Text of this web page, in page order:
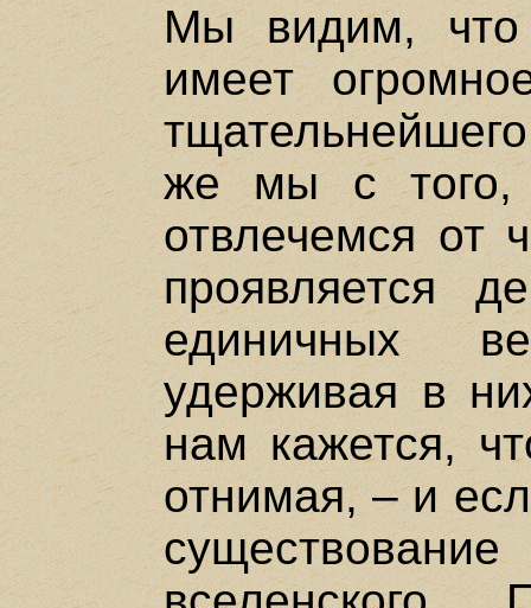
Мы видим, что
имеет
же мы с того,
отвлечемся от
проявляется
единичных
удерживая в
нам кажется,
отнимая, – и